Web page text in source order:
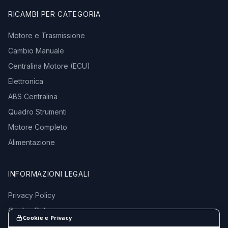
RICAMBI PER CATEGORIA
Motore e Trasmissione
Cambio Manuale
Centralina Motore (ECU)
Elettronica
ABS Centralina
Quadro Strumenti
Motore Completo
Alimentazione
INFORMAZIONI LEGALI
Privacy Policy
Cookie Policy
Termini e Condizioni
Cookie e Privacy